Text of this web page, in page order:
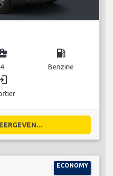
4
local_gas_station
Benzine
ECONOMY